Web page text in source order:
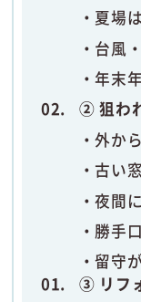
夏場
台風
年末
② 狙わ
外か
古い
夜間
勝手
留守
③ リフ